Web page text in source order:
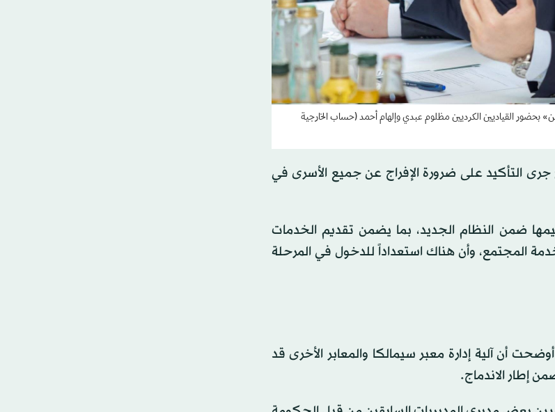
بحضور القياديين الكرديين مظلوم عبدي وإلهام أحمد (حساب الخارجية
التأكيد على ضرورة الإفراج عن جميع الأسرى في
ضمن النظام الجديد، بما يضمن تقديم الخدمات
المجتمع، وأن هناك استعداداً للدخول في المرحلة
أن آلية إدارة معبر سيمالكا والمعابر الأخرى قد
إطار الاندماج.